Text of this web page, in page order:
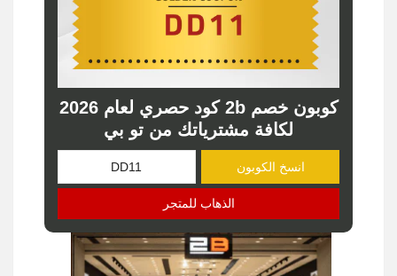
كوبون خصم 2b كود حصري لعام 2026
لكافة مشترياتك من تو بي
انسخ الكوبون
الذهاب للمتجر